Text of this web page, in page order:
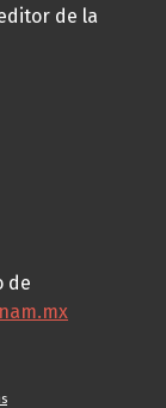
de la
de